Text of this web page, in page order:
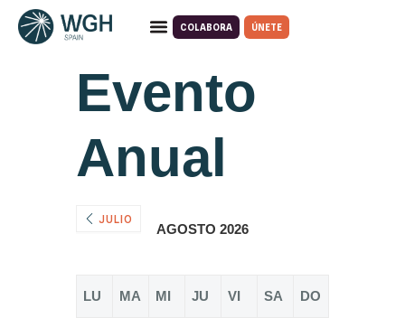
COLABORA ÚNETE
Evento
Anual
JULIO
AGOSTO 2026
LU MA MI JU VI SA DO